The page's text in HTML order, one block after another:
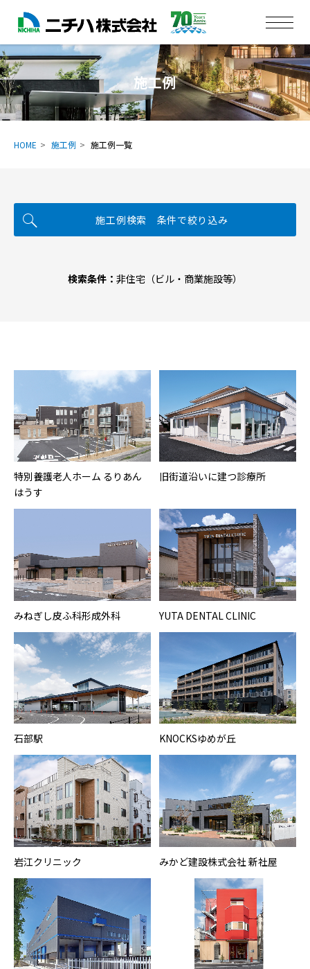
施工例
HOME 施工例 施工例一覧
施工例検索 条件で絞り込み
検索条件： 非住宅（ビル・商業施設等）
特別養護老人ホーム るりあん
はうす
旧街道沿いに建つ診療所
みねぎし皮ふ科形成外科 YUTA DENTAL CLINIC
石部駅 KNOCKSゆめが丘
岩江クリニック みかど建設株式会社 新社屋